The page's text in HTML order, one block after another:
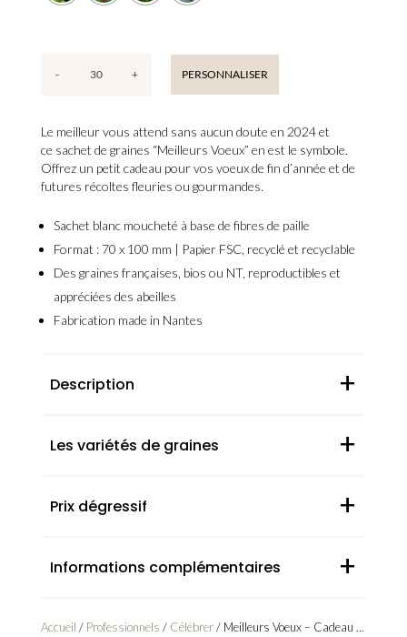
Le meilleur vous attend sans aucun doute en 2024 et
ce sachet de graines “Meilleurs Voeux” en est le symbole.
Offrez un petit cadeau pour vos voeuxde fin d’année et de
futures récoltes fleuries ou gourmandes.
Sachet blanc moucheté à base de fibres de paille
Format : 70 x 100 mm | Papier FSC, recyclé et recyclable
Des graines françaises, bios ou NT, reproductibles et
appréciées des abeilles
Fabrication made in Nantes
-
-
Cadeau
fin
d'année
+ PERSONNALISER
Description +
Les variétés de graines +
Prix dégressif +
Informations complémentaires +
Accueil / Professionnels / Célébrer/ Meilleurs Voeux – Cadeau voeux fin d’année